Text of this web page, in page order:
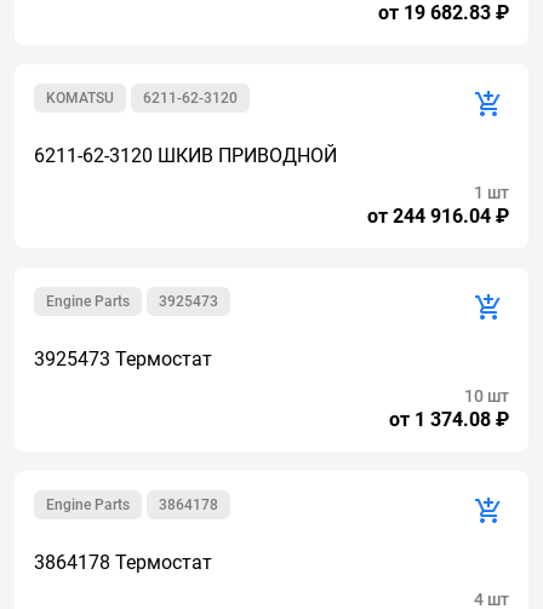
от 19 682.83 ₽
6211-62-3120
KOMATSU
6211-62-3120 ШКИВ ПРИВОДНОЙ
от 244 916.04 ₽
1 шт
3925473
Engine Parts
3925473 Термостат
от 1 374.08 ₽
10 шт
3864178
Engine Parts
3864178 Термостат
4 шт